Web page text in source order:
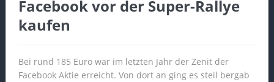
Facebook vor der Super-Rallye
kaufen
Bei rund 185 Euro war im letzten Jahr der Zenit der
Facebook Aktie erreicht. Von dort an ging es steil bergab